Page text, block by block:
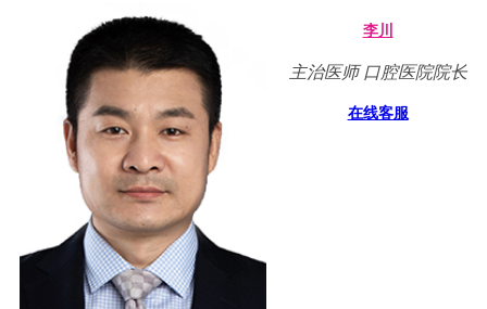
李川
主治医师 口腔医院院长
在线客服